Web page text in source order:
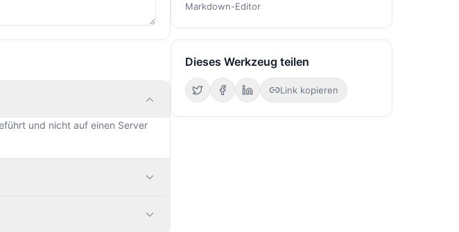
und nicht auf einen Server
Markdown-Editor
Dieses Werkzeug teilen
Link kopieren